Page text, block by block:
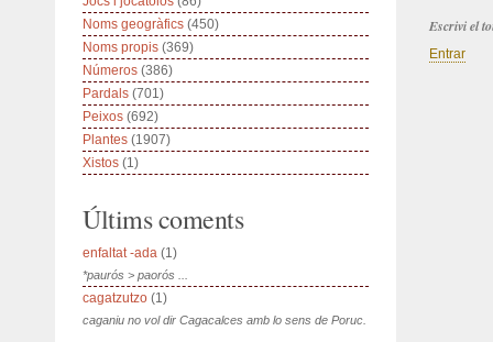
Escrivi el
Entrar
Noms geogràfics (450)
Noms propis (369)
Números (386)
Pardals (701)
Peixos (692)
Plantes (1907)
Xistos (1)
Últims coments
enfaltat -ada (1)
*paurós > paorós ...
cagatzutzo (1)
caganiu no vol dir Cagacalces amb lo sens de Poruc.